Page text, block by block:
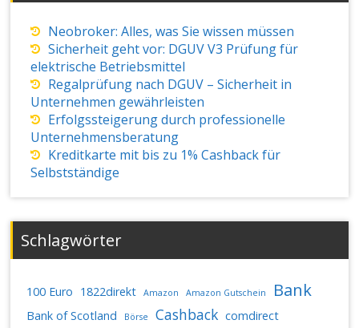
Neobroker: Alles, was Sie wissen müssen
Sicherheit geht vor: DGUV V3 Prüfung für
elektrische Betriebsmittel
Regalprüfung nach DGUV – Sicherheit in
Unternehmen gewährleisten
Erfolgssteigerung durch professionelle
Unternehmensberatung
Kreditkarte mit bis zu 1% Cashback für
Selbstständige
Schlagwörter
100 Euro 1822direkt Amazon Amazon Gutschein Bank
Bank of Scotland Börse Cashback comdirect